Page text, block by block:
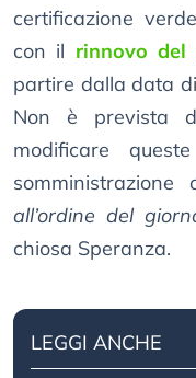
certificazione
con il rinnovo
partire dalla data
Non è prevista
modificare
all’ordine del
chiosa Speranza.
LEGGI ANCHE